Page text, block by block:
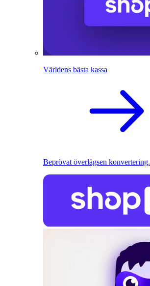
Världens bästa kassa
Beprövat överlägsen konvertering.